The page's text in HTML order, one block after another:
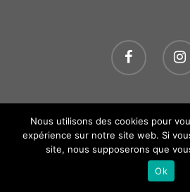
© 2026 O P'TITS SOINS. Tous
Atelier Com' Personne.
Nous utilisons des cookies pour
expérience sur notre site web. Si
site, nous supposerons que
Ok